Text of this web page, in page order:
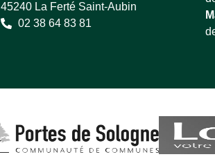
45240 La Ferté Saint-Aubin
02 38 64 83 81